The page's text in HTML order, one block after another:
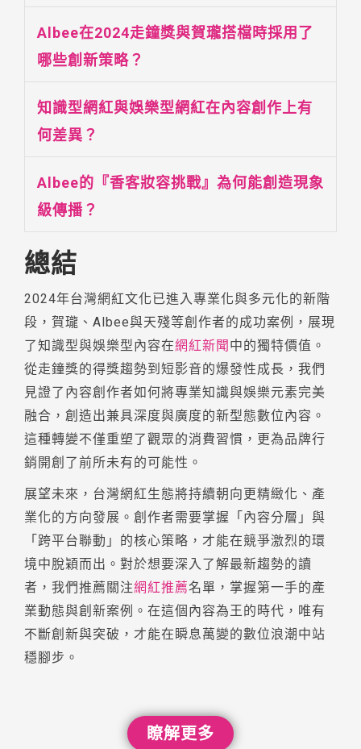
Albee在2024走鐘獎與賀瓏搭檔時採用了
哪些創新策略？
知識型網紅與娛樂型網紅在內容創作上有
何差異？
Albee的『香客妝容挑戰』為何能創造現象
級傳播？
總結
2024年台灣網紅文化已進入專業化與多元化的新階
段，賀瓏、Albee與天殘等創作者的成功案例，展現
了知識型與娛樂型內容在網紅新聞 中的獨特價值。
從走鐘獎的得獎趨勢到短影音的爆發性成長，我們
見證了內容創作者如何將專業知識與娛樂元素完美
融合，創造出兼具深度與廣度的新型態數位內容。
這種轉變不僅重塑了觀眾的消費習慣，更為品牌行
銷開創了前所未有的可能性。
展望未來，台灣網紅生態將持續朝向更精緻化、產
業化的方向發展。創作者需要掌握「內容分層」與
「跨平台聯動」的核心策略，才能在競爭激烈的環
境中脫穎而出。對於想要深入了解最新趨勢的讀
者，我們推薦關注網紅推薦名單，掌握第一手的產
業動態與創新案例。在這個內容為王的時代，唯有
不斷創新與突破，才能在瞬息萬變的數位浪潮中站
穩腳步。
瞭解更多